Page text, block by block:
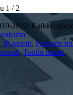
1 / 2
2022: Kaikki
, IP-muotti, Puskurin
,Tuolin muotti,